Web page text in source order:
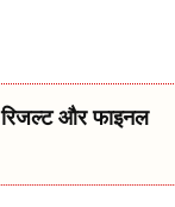
और फाइनल